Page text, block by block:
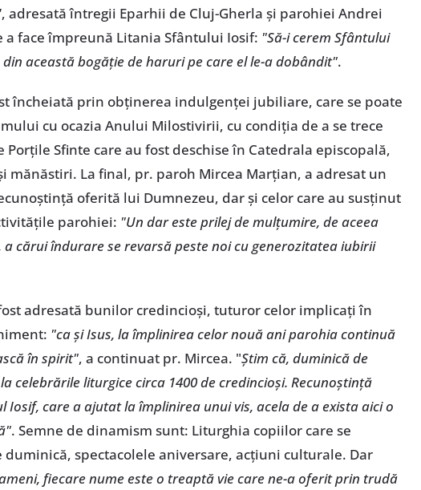
, adresată întregii Eparhii de Cluj-Gherla și parohiei Andrei
face împreună Litania Sfântului Iosif: "Să-i cerem Sfântului
această bogăție de haruri pe care el le-a dobândit".
încheiată prin obținerea indulgenței jubiliare, care se poate
cu ocazia Anului Milostivirii, cu condiția de a se trece
Sfinte care au fost deschise în Catedrala episcopală,
mănăstiri. La final, pr. paroh Mircea Marțian, a adresat un
oferită lui Dumnezeu, dar și celor care au susținut
parohiei: "Un dar este prilej de mulțumire, de aceea
a cărui îndurare se revarsă peste noi cu generozitatea iubirii
adresată bunilor credincioși, tuturor celor implicați în
"ca și Isus, la împlinirea celor nouă ani parohia continuă
în spirit", a continuat pr. Mircea. "Știm că, duminică de
celebrările liturgice circa 1400 de credincioși. Recunoștință
care a ajutat la împlinirea unui vis, acela de a exista aici o
. Semne de dinamism sunt: Liturghia copiilor care se
duminică, spectacolele aniversare, acțiuni culturale. Dar
fiecare nume este o treaptă vie care ne-a oferit prin trudă